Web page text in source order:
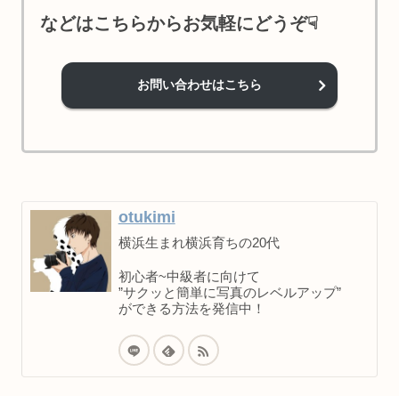
などはこちらからお気軽にどうぞ☟
お問い合わせはこちら
otukimi
横浜生まれ横浜育ちの20代
初心者~中級者に向けて
”サクッと簡単に写真のレベルアップ”
ができる方法を発信中！